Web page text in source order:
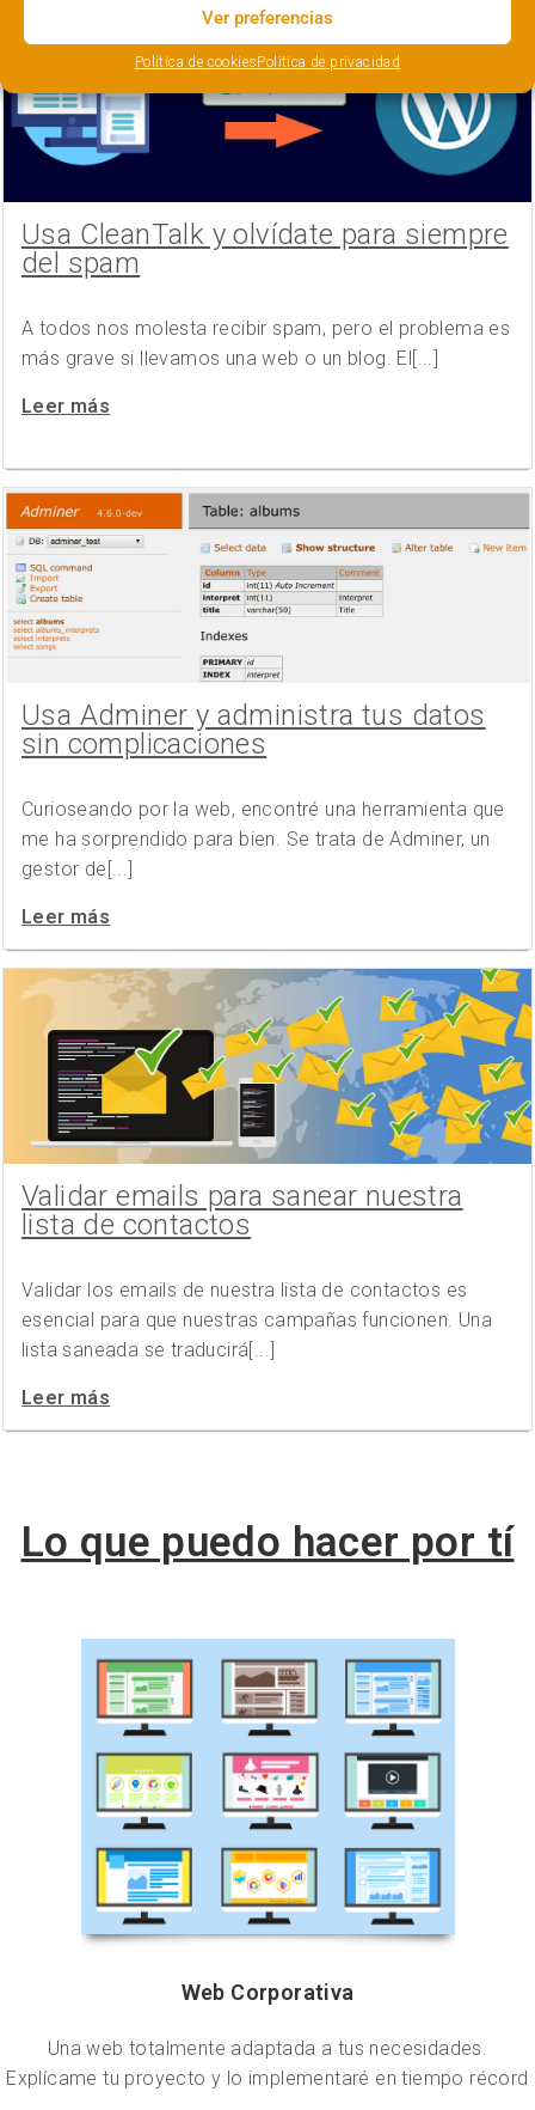
Ver preferencias
Política de cookiesPolitica de privacidad
Usa CleanTalk y olvídate para siempre
del spam
A todos nos molesta recibir spam, pero el problema es
más grave si llevamos una web o un blog. El[...]
Leer más
Usa Adminer y administra tus datos
sin complicaciones
Curioseando por la web, encontré una herramienta que
me ha sorprendido para bien. Se trata de Adminer, un
gestor de[...]
Leer más
Validar emails para sanear nuestra
lista de contactos
Validar los emails de nuestra lista de contactos es
esencial para que nuestras campañas funcionen. Una
lista saneada se traducirá[...]
Leer más
Lo que puedo hacer por tí
Web Corporativa
Una web totalmente adaptada a tus necesidades.
Explícame tu proyecto y lo implementaré en tiempo récord